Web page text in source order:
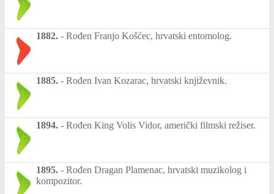
1882. - Rođen Franjo Košćec, hrvatski entomolog.
1885. - Rođen Ivan Kozarac, hrvatski književnik.
1894. - Rođen King Volis Vidor, američki filmski režiser.
1895. - Rođen Dragan Plamenac, hrvatski muzikolog i
kompozitor.